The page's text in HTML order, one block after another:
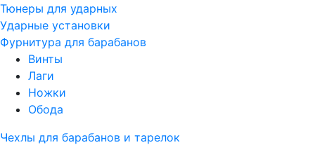
Тюнеры для ударных
Ударные установки
Фурнитура для барабанов
Винты
Лаги
Ножки
Обода
Чехлы для барабанов и тарелок